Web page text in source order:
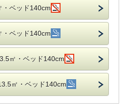
ベッド140cm
ベッド140cm
㎡・ベッド140cm
㎡・ベッド140cm